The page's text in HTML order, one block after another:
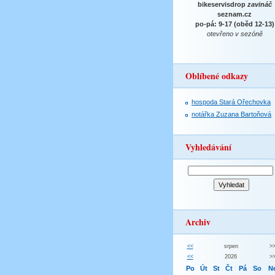
bikeservisdrop zavináč
seznam.cz
po-pá: 9-17 (oběd 12-13)
otevřeno v sezóně
Oblíbené odkazy
hospoda Stará Ořechovka
notářka Zuzana Bartoňová
Vyhledávání
Archiv
<< srpen
>>
<<
2026 >>
Po Út St Čt Pá So